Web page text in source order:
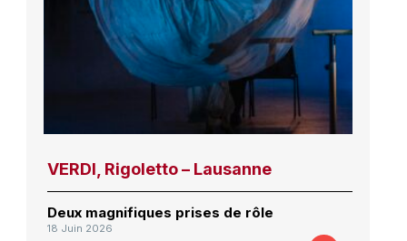
VERDI, Rigoletto – Lausanne
Deux magnifiques prises de rôle
18 Juin 2026